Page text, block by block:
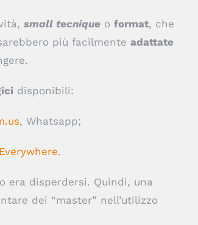
small tecnique o format, che
più facilmente adattate
disponibili:
, Whatsapp;
.
era disperdersi. Quindi, una
dei “master” nell’utilizzo